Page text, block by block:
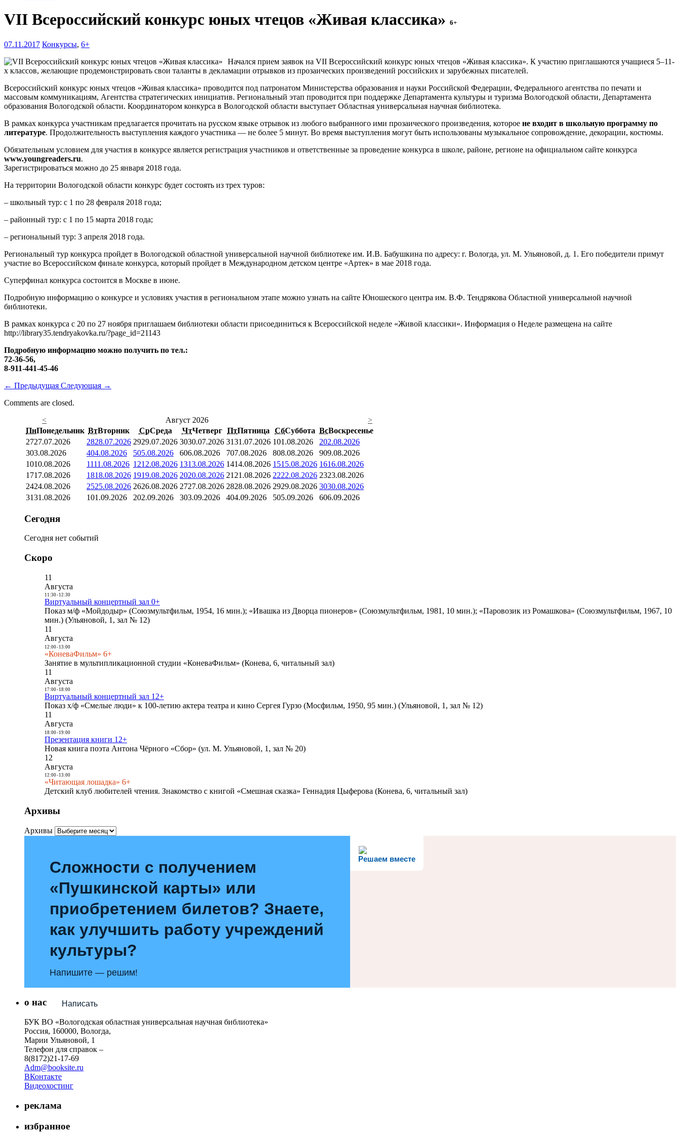
VII Всероссийский конкурс юных чтецов «Живая классика» 6+
07.11.2017 Конкурсы, 6+
Начался прием заявок на VII Всероссийский конкурс юных чтецов «Живая классика». К участию приглашаются учащиеся 5–11-
х классов, желающие продемонстрировать свои таланты в декламации отрывков из прозаических произведений российских и зарубежных писателей.
Всероссийский конкурс юных чтецов «Живая классика» проводится под патронатом Министерства образования и науки Российской Федерации, Федерального агентства по печати и
массовым коммуникациям, Агентства стратегических инициатив. Региональный этап проводится при поддержке Департамента культуры и туризма Вологодской области, Департамента
образования Вологодской области. Координатором конкурса в Вологодской области выступает Областная универсальная научная библиотека.
В рамках конкурса участникам предлагается прочитать на русском языке отрывок из любого выбранного ими прозаического произведения, которое не входит в школьную программу по
литературе. Продолжительность выступления каждого участника — не более 5 минут. Во время выступления могут быть использованы музыкальное сопровождение, декорации, костюмы.
Обязательным условием для участия в конкурсе является регистрация участников и ответственные за проведение конкурса в школе, районе, регионе на официальном сайте конкурса
www.youngreaders.ru.
Зарегистрироваться можно до 25 января 2018 года.
На территории Вологодской области конкурс будет состоять из трех туров:
– школьный тур: с 1 по 28 февраля 2018 года;
– районный тур: с 1 по 15 марта 2018 года;
– региональный тур: 3 апреля 2018 года.
Региональный тур конкурса пройдет в Вологодской областной универсальной научной библиотеке им. И.В. Бабушкина по адресу: г. Вологда, ул. М. Ульяновой, д. 1. Его победители примут
участие во Всероссийском финале конкурса, который пройдет в Международном детском центре «Артек» в мае 2018 года.
Суперфинал конкурса состоится в Москве в июне.
Подробную информацию о конкурсе и условиях участия в региональном этапе можно узнать на сайте Юношеского центра им. В.Ф. Тендрякова Областной универсальной научной
библиотеки.
В рамках конкурса с 20 по 27 ноября приглашаем библиотеки области присоединиться к Всероссийской неделе «Живой классики». Информация о Неделе размещена на сайте
http://library35.tendryakovka.ru/?page_id=21143
Подробную информацию можно получить по тел.:
72-36-56,
8-911-441-45-46
← Предыдущая Следующая →
Comments are closed.
<
Август 2026
>
ПнПонедельник ВтВторник СрСреда ЧтЧетверг ПтПятница СбСуббота ВсВоскресенье
2727.07.2026 2828.07.2026 2929.07.2026 3030.07.2026 3131.07.2026 101.08.2026 202.08.2026
303.08.2026 404.08.2026 505.08.2026 606.08.2026 707.08.2026 808.08.2026 909.08.2026
1010.08.2026 1111.08.2026 1212.08.2026 1313.08.2026 1414.08.2026 1515.08.2026 1616.08.2026
1717.08.2026 1818.08.2026 1919.08.2026 2020.08.2026 21 21.08.2026 2222.08.2026 2323.08.2026
2424.08.2026 2525.08.2026 2626.08.2026 2727.08.2026 2828.08.2026 2929.08.2026 3030.08.2026
3131.08.2026 101.09.2026 202.09.2026 303.09.2026 404.09.2026 505.09.2026 606.09.2026
Сегодня
Сегодня нет событий
Скоро
11
Августа
11:30- 12:30
Виртуальный концертный зал 0+
Показ м/ф «Мойдодыр» (Союзмультфильм, 1954, 16 мин.); «Ивашка из Дворца пионеров» (Союзмультфильм, 1981, 10 мин.); «Паровозик из Ромашкова» (Союзмультфильм, 1967, 10
мин.) (Ульяновой, 1, зал № 12)
11
Августа
12:00- 13:00
«КоневаФильм» 6+
Занятие в мультипликационной студии «КоневаФильм» (Конева, 6, читальный зал)
11
Августа
17:00- 18:00
Виртуальный концертный зал 12+
Показ х/ф «Смелые люди» к 100-летию актера театра и кино Сергея Гурзо (Мосфильм, 1950, 95 мин.) (Ульяновой, 1, зал № 12)
11
Августа
18:00- 19:00
Презентация книги 12+
Новая книга поэта Антона Чёрного «Сбор» (ул. М. Ульяновой, 1, зал № 20)
12
Августа
12:00- 13:00
«Читающая лошадка» 6+
Детский клуб любителей чтения. Знакомство с книгой «Смешная сказка» Геннадия Цыферова (Конева, 6, читальный зал)
Архивы
Архивы
Решаем вместе
Сложности с получением
«Пушкинской карты» или
приобретением билетов? Знаете,
как улучшить работу учреждений
культуры?
Напишите — решим!
Написать
о нас
БУК ВО «Вологодская областная универсальная научная библиотека»
Россия, 160000, Вологда,
Марии Ульяновой, 1
Телефон для справок –
8(8172)21-17-69
Adm@booksite.ru
ВКонтакте
Видеохостинг
реклама
избранное